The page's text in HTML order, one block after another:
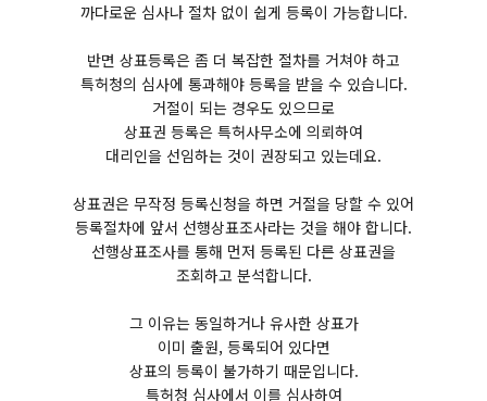
까다로운 심사나 절차 없이 쉽게 등록이 가능합니다.
반면 상표등록은 좀 더 복잡한 절차를 거쳐야 하고
특허청의 심사에 통과해야 등록을 받을 수 있습니다.
거절이 되는 경우도 있으므로
상표권 등록은 특허사무소에 의뢰하여
대리인을 선임하는 것이 권장되고 있는데요.
상표권은 무작정 등록신청을 하면 거절을 당할 수 있어
등록절차에 앞서 선행상표조사라는 것을 해야 합니다.
선행상표조사를 통해 먼저 등록된 다른 상표권을
조회하고 분석합니다.
그 이유는 동일하거나 유사한 상표가
이미 출원, 등록되어 있다면
상표의 등록이 불가하기 때문입니다.
특허청 심사에서 이를 심사하여